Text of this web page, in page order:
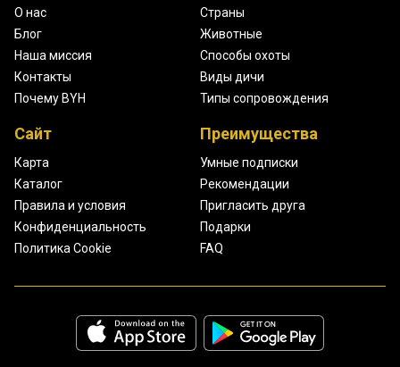
О нас
Блог
Наша миссия
Контакты
Почему BYH
Страны
Животные
Способы охоты
Виды дичи
Типы сопровождения
Сайт
Карта
Каталог
Правила и условия
Конфиденциальность
Политика Cookie
Преимущества
Умные подписки
Рекомендации
Пригласить друга
Подарки
FAQ